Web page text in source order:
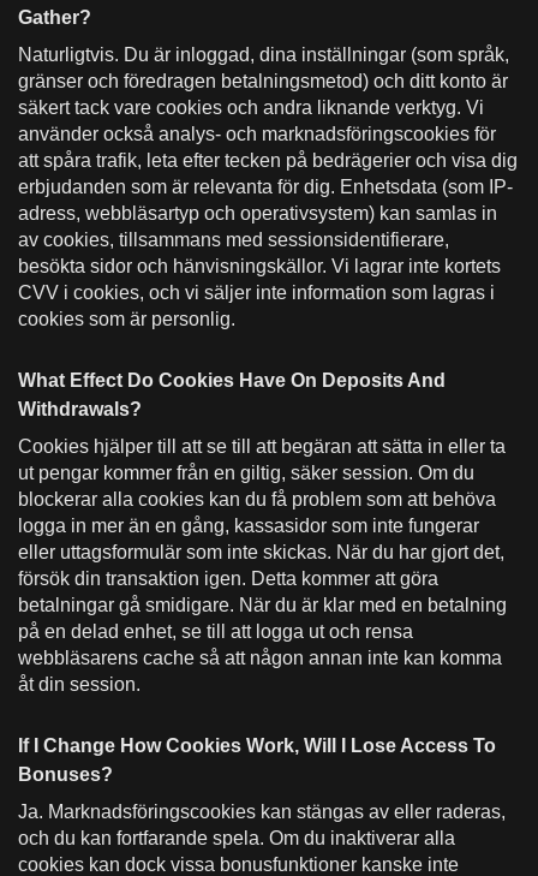
Gather?
Naturligtvis. Du är inloggad, dina inställningar (som språk,
gränser och föredragen betalningsmetod) och ditt konto är
säkert tack vare cookies och andra liknande verktyg. Vi
använder också analys- och marknadsföringscookies för
att spåra trafik, leta efter tecken på bedrägerier och visa dig
erbjudanden som är relevanta för dig. Enhetsdata (som IP-
adress, webbläsartyp och operativsystem) kan samlas in
av cookies, tillsammans med sessionsidentifierare,
besökta sidor och hänvisningskällor. Vi lagrar inte kortets
CVV i cookies, och vi säljer inte information som lagras i
cookies som är personlig.
What Effect Do Cookies Have On Deposits And
Withdrawals?
Cookies hjälper till att se till att begäran att sätta in eller ta
ut pengar kommer från en giltig, säker session. Om du
blockerar alla cookies kan du få problem som att behöva
logga in mer än en gång, kassasidor som inte fungerar
eller uttagsformulär som inte skickas. När du har gjort det,
försök din transaktion igen. Detta kommer att göra
betalningar gå smidigare. När du är klar med en betalning
på en delad enhet, se till att logga ut och rensa
webbläsarens cache så att någon annan inte kan komma
åt din session.
If I Change How Cookies Work, Will I Lose Access To
Bonuses?
Ja. Marknadsföringscookies kan stängas av eller raderas,
och du kan fortfarande spela. Om du inaktiverar alla
cookies kan dock vissa bonusfunktioner kanske inte